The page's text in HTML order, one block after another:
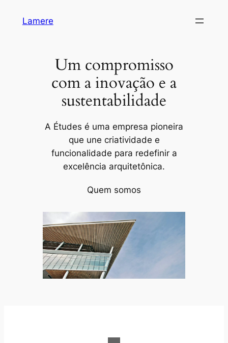
Lamere
Um compromisso
com a inovação e a
sustentabilidade
A Études é uma empresa pioneira
que une criatividade e
funcionalidade para redefinir a
excelência arquitetônica.
Quem somos